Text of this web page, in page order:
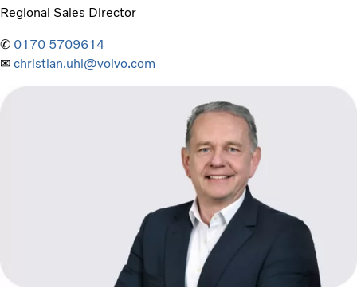
Regional Sales Director
✆ 0170 5709614
✉ christian.uhl@volvo.com